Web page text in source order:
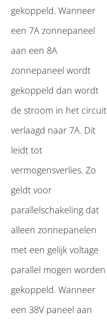
gekoppeld. Wanneer
een 7A zonnepaneel
aan een 8A
zonnepaneel wordt
gekoppeld dan wordt
de stroom in het circuit
verlaagd naar 7A. Dit
leidt tot
vermogensverlies. Zo
geldt voor
parallelschakeling dat
alleen zonnepanelen
met een gelijk voltage
parallel mogen worden
gekoppeld. Wanneer
een 38V paneel aan